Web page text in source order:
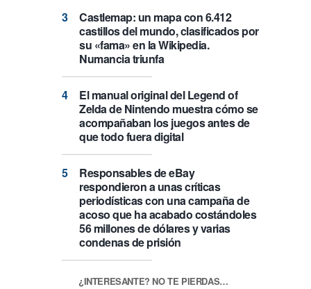
Castlemap: un mapa con 6.412
castillos del mundo, clasificados por
su «fama» en la Wikipedia.
Numancia triunfa
El manual original del Legend of
Zelda de Nintendo muestra cómo se
acompañaban los juegos antes de
que todo fuera digital
Responsables de eBay
respondieron a unas críticas
periodísticas con una campaña de
acoso que ha acabado costándoles
56 millones de dólares y varias
condenas de prisión
¿INTERESANTE? NO TE PIERDAS…